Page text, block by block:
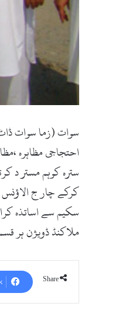
احتجاجی مظاہرہ
سترہ کوہم مستر د
کرکے چار ج الاؤنس
سکیم سے اساتذہ
ملاکنڈ ڈویژن ہر
Share